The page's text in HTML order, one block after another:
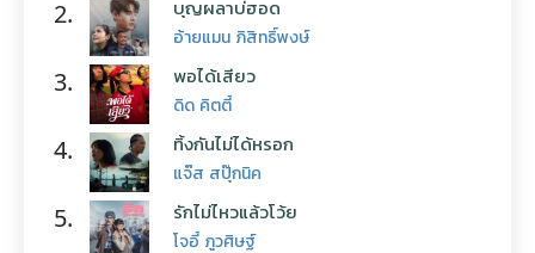
2. บุญผลาบ่ฮอด
อ้ายแมน ภิสิทธิ์พงษ์
3. พอได้เสียว
ดิด คิตตี้
4. ทิ้งกันไม่ได้หรอก
แจ๊ส สปุ๊กนิค
5. รักไม่ไหวแล้วโว้ย
โจอี้ ภูวศิษฐ์